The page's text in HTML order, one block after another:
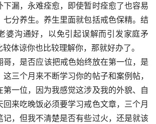
下漏，永难痊愈，即使暂时痊愈了也容易
七分养生。养生里面就包括戒色保精。结
婆沟通好，以免引起误解而引发家庭矛
体谅你也比较理解你，那就好办了。
哥，是否应该把戒色始终放在第一位，是
三个月来不断学习你的帖子和案例帖，
一位，因为我感觉这涉及我的外貌、自
来吃晚饭必须要学习戒色文章，三个月
记，但我不清楚是否有些过火，还是就该